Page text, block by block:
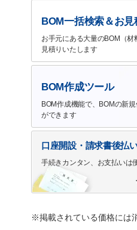
BOM一括検索＆お見
お手元にある大量のBOM（
見積りいたします
BOM作成ツール
BOM作成機能で、BOMの新
ができます
口座開設・請求書後払
手続きカンタン、お支払いは
※掲載されている価格には